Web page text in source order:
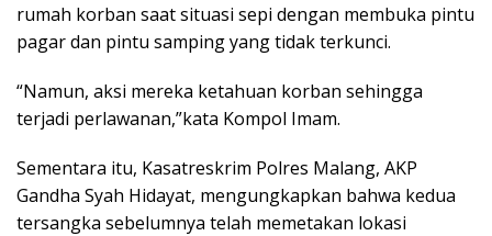
rumah korban saat situasi sepi dengan membuka pintu
pagar dan pintu samping yang tidak terkunci.
“Namun, aksi mereka ketahuan korban sehingga
terjadi perlawanan,”kata Kompol Imam.
Sementara itu, Kasatreskrim Polres Malang, AKP
Gandha Syah Hidayat, mengungkapkan bahwa kedua
tersangka sebelumnya telah memetakan lokasi